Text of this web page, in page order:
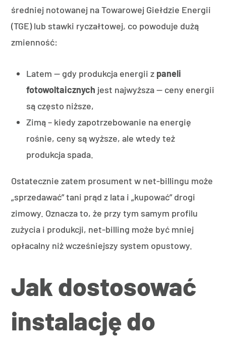
średniej notowanej na Towarowej Giełdzie Energii
(TGE) lub stawki ryczałtowej, co powoduje dużą
zmienność:
Latem — gdy produkcja energii z paneli
fotowoltaicznych jest najwyższa — ceny energii
są często niższe,
Zimą – kiedy zapotrzebowanie na energię
rośnie, ceny są wyższe, ale wtedy też
produkcja spada.
Ostatecznie zatem prosument w net-billingu może
„sprzedawać” tani prąd z lata i „kupować” drogi
zimowy. Oznacza to, że przy tym samym profilu
zużycia i produkcji, net-billing może być mniej
opłacalny niż wcześniejszy system opustowy.
Jak dostosować
instalację do